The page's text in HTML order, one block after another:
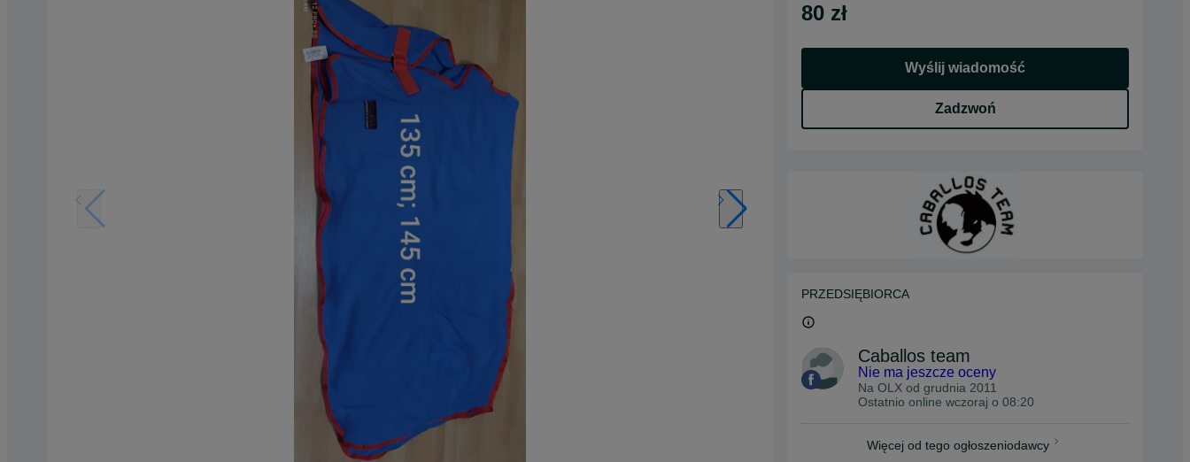
80 zł
Wyślij wiadomość
Zadzwoń
PRZEDSIĘBIORCA
Caballos team
Nie ma jeszcze oceny
Na OLX od grudnia 2011
Ostatnio online wczoraj o 08:20
Więcej od tego ogłoszeniodawcy